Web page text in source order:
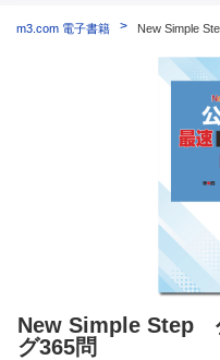
m3.com 電子書籍 New Simple
New Simple Step
グ365問